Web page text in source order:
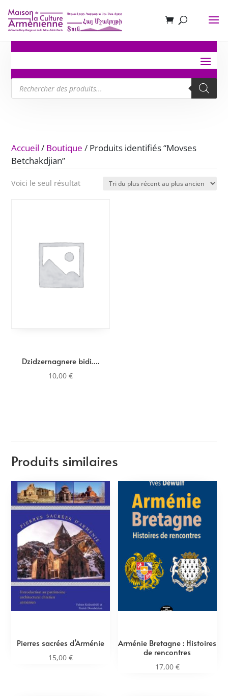
Recherche
de
produits
Accueil / Boutique / Produits identifiés “Movses
Betchakdjian”
Voici le seul résultat
Dzidzernagnere bidi….
10,00€
Produits similaires
Pierres sacrées d’Arménie
15,00€
Arménie Bretagne : Histoires
de rencontres
17,00 €